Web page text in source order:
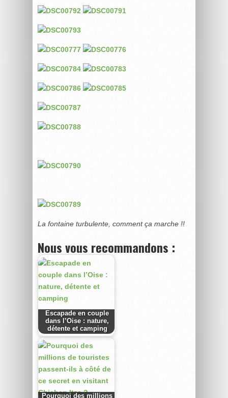
La fontaine turbulente, comment ça marche !!
Nous vous recommandons :
Escapade en couple
dans l’Oise : nature,
détente et camping
Pourquoi des millions